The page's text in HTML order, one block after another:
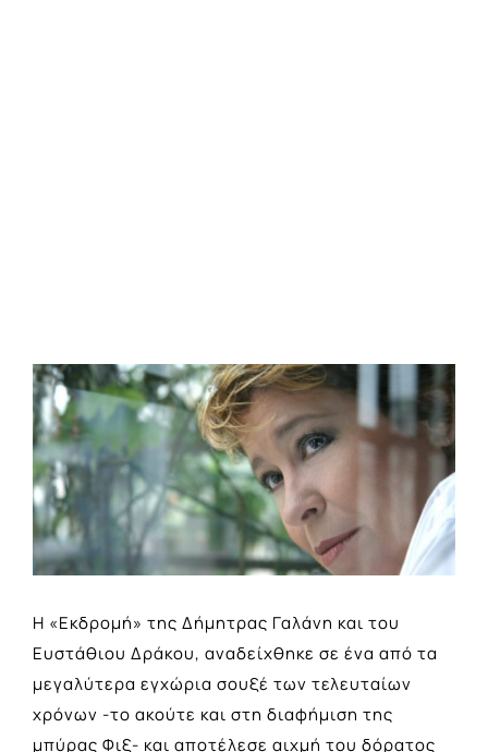
View
Larger
Image
Η «Εκδρομή» της Δήμητρας Γαλάνη και του
Ευστάθιου Δράκου, αναδείχθηκε σε ένα από τα
μεγαλύτερα εγχώρια σουξέ των τελευταίων
χρόνων -το ακούτε και στη διαφήμιση της
μπύρας Φιξ- και αποτέλεσε αιχμή του δόρατος